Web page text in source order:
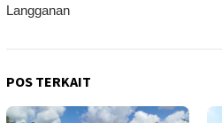
Langganan
POS TERKAIT